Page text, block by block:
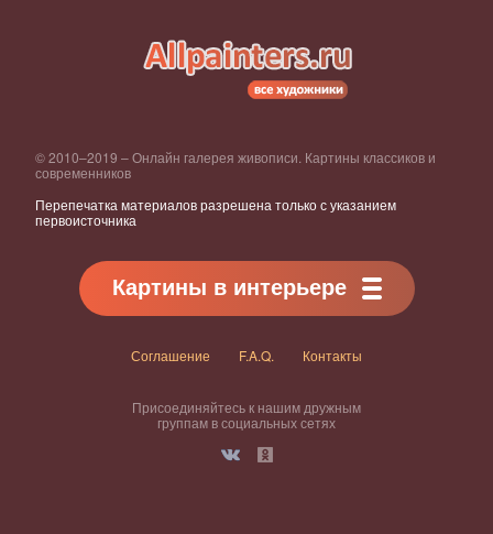
© 2010–2019 – Онлайн галерея живописи. Картины классиков и
современников
Перепечатка материалов разрешена только с указанием
первоисточника
Картины в интерьере
Соглашение F.A.Q. Контакты
Присоединяйтесь к нашим дружным
группам в социальных сетях